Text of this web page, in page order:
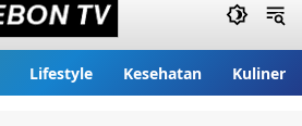
Lifestyle Kesehatan Kuliner